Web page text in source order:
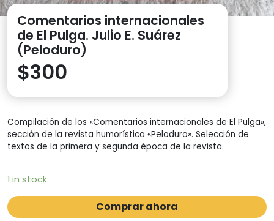
Comentarios internacionales
de El Pulga. Julio E. Suárez
(Peloduro)
$300
Compilación de los «Comentarios internacionales de El Pulga»,
sección de la revista humorística «Peloduro». Selección de
textos de la primera y segunda época de la revista.
1 in stock
Comprar ahora